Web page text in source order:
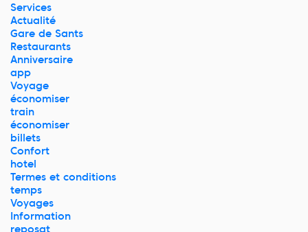
Services
Actualité
Gare de Sants
Restaurants
Anniversaire
app
Voyage
économiser
train
économiser
billets
Confort
hotel
Termes et conditions
temps
Voyages
Information
reposat